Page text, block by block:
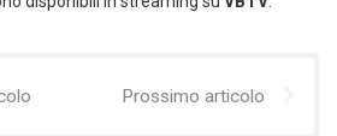
Prossimo articolo